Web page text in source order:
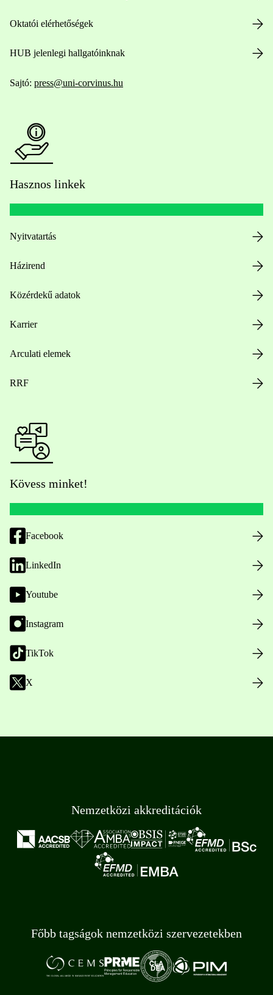
Oktatói elérhetőségek
HUB jelenlegi hallgatóinknak
Sajtó: press@uni-corvinus.hu
Hasznos linkek
Nyitvatartás
Házirend
Közérdekű adatok
Karrier
Arculati elemek
RRF
Kövess minket!
Facebook
LinkedIn
Youtube
Instagram
TikTok
X
Nemzetközi akkreditációk
Főbb tagságok nemzetközi szervezetekben